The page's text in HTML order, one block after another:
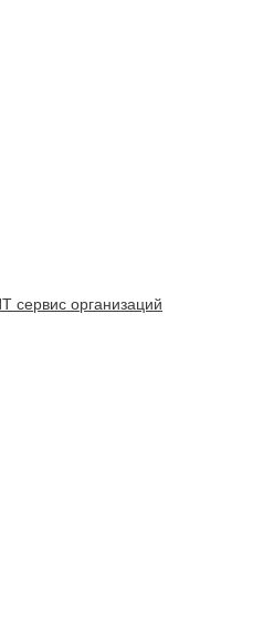
сервис организаций